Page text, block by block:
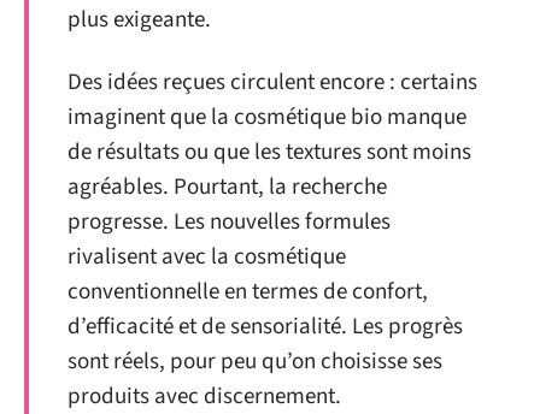
plus exigeante.
Des idées reçues circulent encore : certains
imaginent que la cosmétique bio manque
de résultats ou que les textures sont moins
agréables. Pourtant, la recherche
progresse. Les nouvelles formules
rivalisent avec la cosmétique
conventionnelle en termes de confort,
d’efficacité et de sensorialité. Les progrès
sont réels, pour peu qu’on choisisse ses
produits avec discernement.